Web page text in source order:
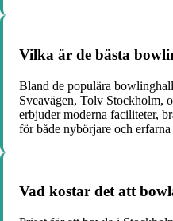
Vilka är de bästa
Bland de populära
Sveavägen, Tolv Stockholm,
erbjuder moderna faciliteter,
för både nybörjare och
Vad kostar det att